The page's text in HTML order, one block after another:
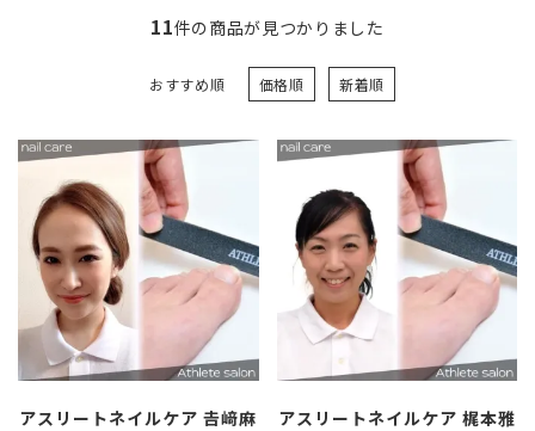
11件の商品が見つかりました
おすすめ順 価格順 新着順
アスリートネイルケア 𠮷﨑麻
アスリートネイルケア 梶本雅